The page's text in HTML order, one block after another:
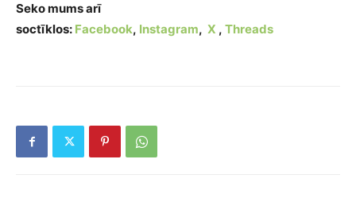
Seko mums arī
soctīklos: Facebook, Instagram, X , Threads